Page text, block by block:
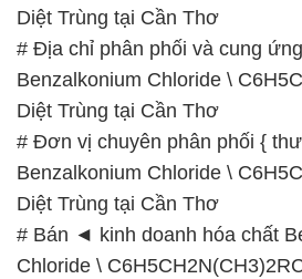
Diệt Trùng tại Cần Thơ
# Địa chỉ phân phối và cung
Benzalkonium Chloride \
Diệt Trùng tại Cần Thơ
# Đơn vị chuyên phân phối {
Benzalkonium Chloride \
Diệt Trùng tại Cần Thơ
# Bán ◄ kinh doanh hóa chất
Chloride \